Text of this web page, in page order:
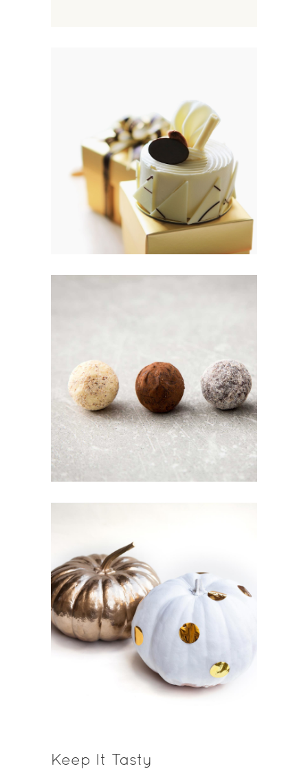
Keep It Tasty